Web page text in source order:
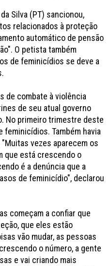
Silva (PT) sancionou,
relacionados à proteção
automático de pensão
O petista também
de feminicídios se deve a
de combate à violência
de seu atual governo
No primeiro trimestre deste
feminicídios. Também havia
vezes aparecem os
que está crescendo o
é a denúncia que a
de feminicídio", declarou
começam a confiar que
que eles estão
vão mudar, as pessoas
o número, a gente
e vai criando mais